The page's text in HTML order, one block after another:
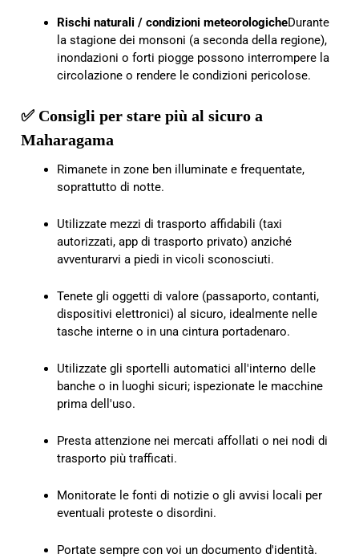
Rischi naturali / condizioni meteorologicheDurante
la stagione dei monsoni (a seconda della regione),
inondazioni o forti piogge possono interrompere la
circolazione o rendere le condizioni pericolose.
✅ Consigli per stare più al sicuro a
Maharagama
Rimanete in zone ben illuminate e frequentate,
soprattutto di notte.
Utilizzate mezzi di trasporto affidabili (taxi
autorizzati, app di trasporto privato) anziché
avventurarvi a piedi in vicoli sconosciuti.
Tenete gli oggetti di valore (passaporto, contanti,
dispositivi elettronici) al sicuro, idealmente nelle
tasche interne o in una cintura portadenaro.
Utilizzate gli sportelli automatici all'interno delle
banche o in luoghi sicuri; ispezionate le macchine
prima dell'uso.
Presta attenzione nei mercati affollati o nei nodi di
trasporto più trafficati.
Monitorate le fonti di notizie o gli avvisi locali per
eventuali proteste o disordini.
Portate sempre con voi un documento d'identità.